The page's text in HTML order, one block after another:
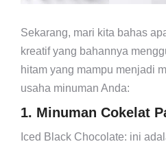
Sekarang, mari kita bahas
kreatif yang bahannya
hitam yang mampu menjadi
usaha minuman Anda:
1. Minuman Cokelat
Iced Black Chocolate: ini